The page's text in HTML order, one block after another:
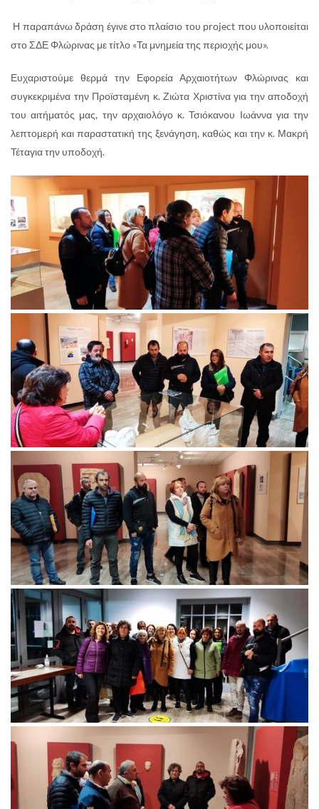
Η παραπάνω δράση έγινε στο πλαίσιο του project που υλοποιείται
στο ΣΔΕ Φλώρινας με τίτλο «Τα μνημεία της περιοχής μου».
Ευχαριστούμε θερμά την Εφορεία Αρχαιοτήτων Φλώρινας και
συγκεκριμένα την Προϊσταμένη κ. Ζιώτα Χριστίνα για την αποδοχή
του αιτήματός μας, την αρχαιολόγο κ. Τσιόκανου Ιωάννα για την
λεπτομερή και παραστατική της ξενάγηση, καθώς και την κ. Μακρή
Τέταγια την υποδοχή.